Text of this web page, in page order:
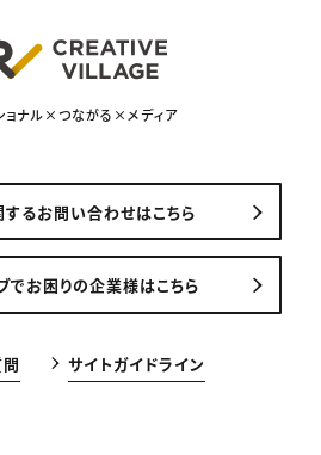
ョナル×つながる×メディア
るお問い合わせはこちら
でお困りの企業様はこちら
サイトガイドライン